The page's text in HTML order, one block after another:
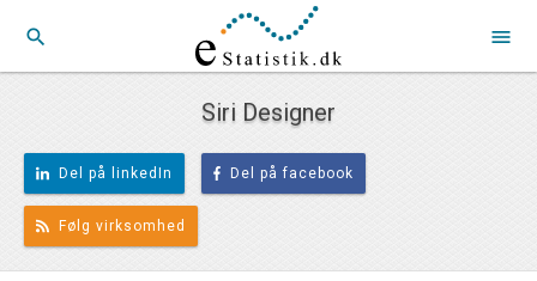
search menu
Siri Designer
Del på linkedIn Del på facebook
Følg virksomhed